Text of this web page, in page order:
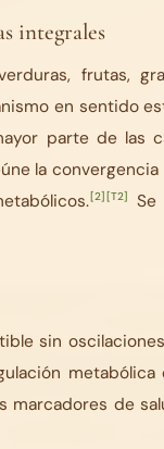
integrales
frutas,
en sentido
parte de las
la
[2][T2] Se
sin
de